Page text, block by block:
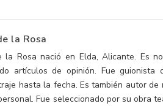
la Rosa
la Rosa nació en Elda, Alicante. Es
artículos de opinión. Fue
hasta la fecha. Es también autor
Fue seleccionado por su obra